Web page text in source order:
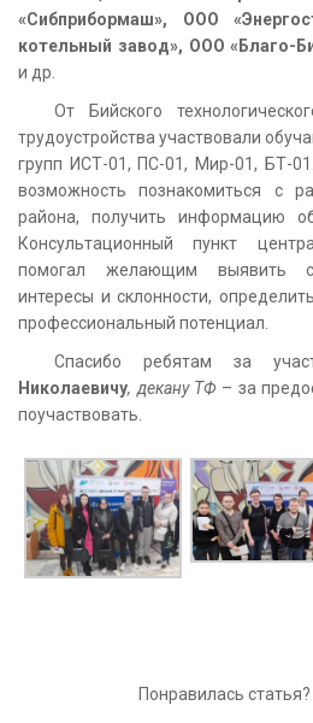
«Сибприбормаш», ООО
котельный завод», ООО «Благо-
и др.
От Бийского
трудоустройства участвовали
групп ИСТ-01, ПС-01, Мир-01, БТ-
возможность познакомиться с
района, получить информацию
Консультационный пункт
помогал желающим выявить
интересы и склонности,
профессиональный потенциал.
Спасибо ребятам за
Николаевичу, декану ТФ – за
поучаствовать.
Понравилась